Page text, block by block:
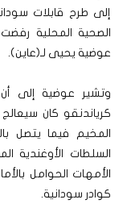
إلى طرح قابلات
الصحية المحلية
عوضية يحيى لـ(عاين).
وتشير عوضية إلى
كرياندنقو كان
المخيم فيما يتصل
السلطات الأوغندية
الأمهات الحوامل
كوادر سودانية.